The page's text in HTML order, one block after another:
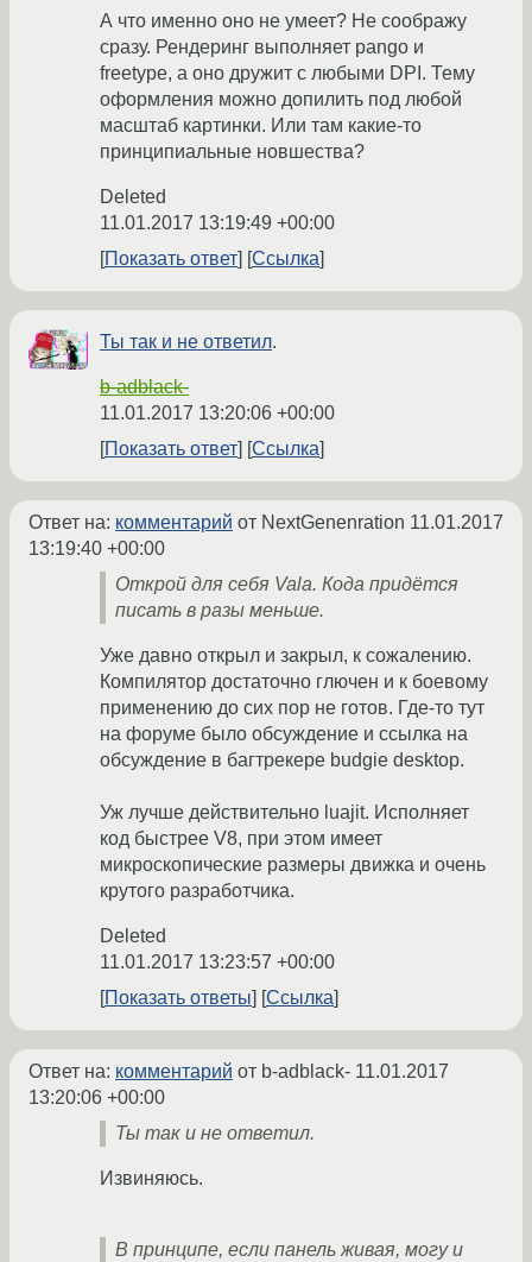
А что именно оно не умеет? Не соображу
сразу. Рендеринг выполняет pango и
freetype, а оно дружит с любыми DPI. Тему
оформления можно допилить под любой
масштаб картинки. Или там какие-то
принципиальные новшества?
Deleted
11.01.2017 13:19:49 +00:00
Показать ответ
Ссылка
Ты так и не ответил.
b-adblack-
11.01.2017 13:20:06 +00:00
Показать ответ
Ссылка
Ответ на: комментарий от NextGenenration 11.01.2017
13:19:40 +00:00
Открой для себя Vala. Кода придётся
писать в разы меньше.
Уже давно открыл и закрыл, к сожалению.
Компилятор достаточно глючен и к боевому
применению до сих пор не готов. Где-то тут
на форуме было обсуждение и ссылка на
обсуждение в багтрекере budgie desktop.
Уж лучше действительно luajit. Исполняет
код быстрее V8, при этом имеет
микроскопические размеры движка и очень
крутого разработчика.
Deleted
11.01.2017 13:23:57 +00:00
Показать ответы
Ссылка
Ответ на: комментарий от b-adblack- 11.01.2017
13:20:06 +00:00
Ты так и не ответил.
Извиняюсь.
В принципе, если панель живая, могу и